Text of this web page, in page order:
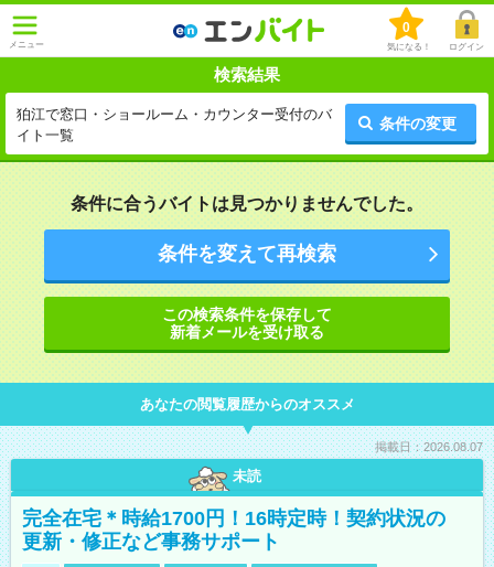
メニュー
0
気になる！ ログイン
検索結果
狛江で窓口・ショールーム・カウンター受付のバ
イト一覧
条件の変更
条件に合うバイトは見つかりませんでした。
条件を変えて再検索
この検索条件を保存して
新着メールを受け取る
あなたの閲覧履歴からのオススメ
掲載日：2026.08.07
未読
完全在宅＊時給1700円！16時定時！契約状況の
更新・修正など事務サポート